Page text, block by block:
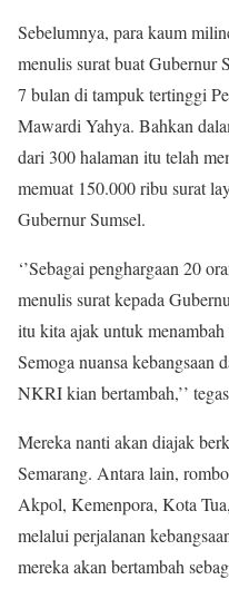
Sebelumnya, para kaum
menulis surat buat Gubernur
7 bulan di tampuk tertinggi
Mawardi Yahya. Bahkan
dari 300 halaman itu telah
memuat 150.000 ribu surat
Gubernur Sumsel.
‘’Sebagai penghargaan 20
menulis surat kepada
itu kita ajak untuk
Semoga nuansa kebangsaan
NKRI kian bertambah,’’
Mereka nanti akan diajak
Semarang. Antara lain,
Akpol, Kemenpora, Kota
melalui perjalanan
mereka akan bertambah